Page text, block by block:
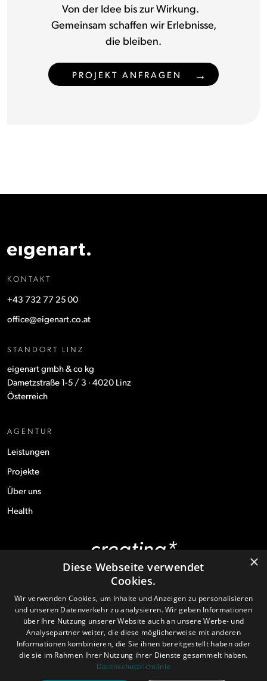
Von der Idee bis zur Wirkung.
Gemeinsam schaffen wir Erlebnisse,
die bleiben.
PROJEKT ANFRAGEN
KONTAKT
+43 732 77 25 00
office@eigenart.co.at
STANDORT LINZ
eigenart gmbh & co kg
Dametzstraße 1-5 / 3 · 4020 Linz
Österreich
AGENTUR
Leistungen
Projekte
Über uns
Health
creating*
experiences
© 2026 eigenart gmbh & co kg
Impressum Datenschutz AGB Cookies
×
Diese Webseite verwendet
Cookies.
Wir verwenden Cookies, um Inhalte und Anzeigen zu personalisieren
und unseren Datenverkehr zu analysieren. Wir geben Informationen
über Ihre Nutzung unserer Website auch an unsere Werbe- und
Analysepartner weiter, die diese möglicherweise mit anderen
Informationen kombinieren, die Sie ihnen bereitgestellt haben oder
die sie im Rahmen Ihrer Nutzung ihrer Dienste gesammelt haben.
Datenschutzrichtlinie